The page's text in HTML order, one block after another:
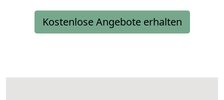
Kostenlose Angebote erhalten